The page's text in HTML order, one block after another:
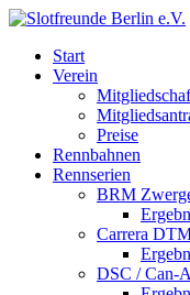
Start
Verein
Preise
Rennbahnen
Rennserien
BRM
Carrera
DSC / Can-